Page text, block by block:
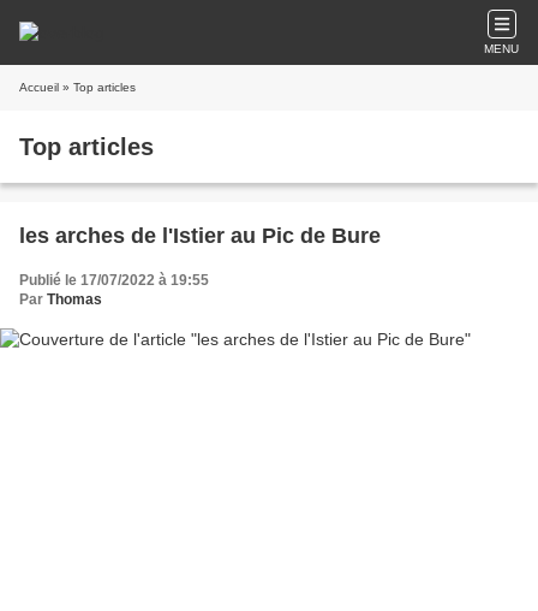
MENU
Accueil » Top articles
Top articles
les arches de l'Istier au Pic de Bure
Publié le 17/07/2022 à 19:55
Par Thomas